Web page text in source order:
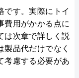
です。実際にトイ
費用がかかる点に
は次章で詳しく説
品代だけでなく
考慮する必要があ